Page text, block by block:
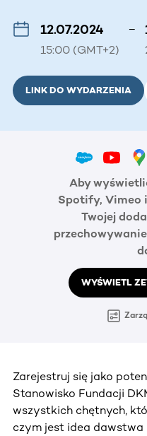
12.07.2024
15:00 (GMT+2)
–
LINK DO WYDARZENIA
Aby
Spotify, Vimeo
Twojej
WYŚWIETL
Zarejestruj się jako
Stanowisko Fundacji
wszystkich chętnych,
czym jest idea dawstwa